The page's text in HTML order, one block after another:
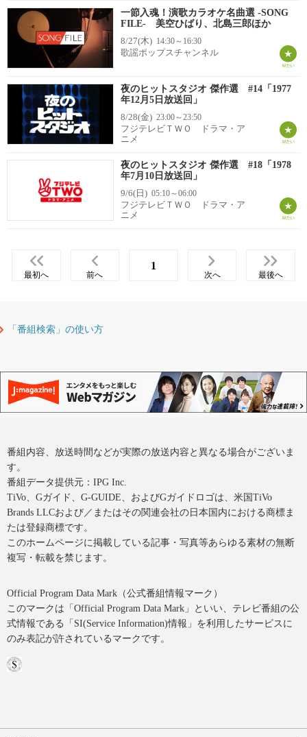
一節入魂！演歌カラオケ名曲選 -SONG
FILE- 美空ひばり、北島三郎ほか
8/27(木) 14:30～16:30
歌謡ポップスチャンネル
夜のヒットスタジオ 傑作選 #14「1977
年12月5日放送回」
8/28(金) 23:00～23:50
フジテレビＴＷＯ ドラマ・ア
ニメ
夜のヒットスタジオ 傑作選 #18「1978
年7月10日放送回」
9/6(日) 05:10～06:00
フジテレビＴＷＯ ドラマ・ア
ニメ
最初へ 前へ
1
次へ 最後へ
「番組検索」の使い方
番組内容、放送時間などが実際の放送内容と異なる場合がございま
す。
番組データ提供元：IPG Inc.
TiVo、Gガイド、G-GUIDE、およびGガイドロゴは、米国TiVo
Brands LLCおよび／またはその関連会社の日本国内における商標ま
たは登録商標です。
このホームページに掲載している記事・写真等あらゆる素材の無断
複写・転載を禁じます。
Official Program Data Mark（公式番組情報マーク）
このマークは「Official Program Data Mark」といい、テレビ番組の公
式情報である「SI(Service Information)情報」を利用したサービスに
のみ表記が許されているマークです。